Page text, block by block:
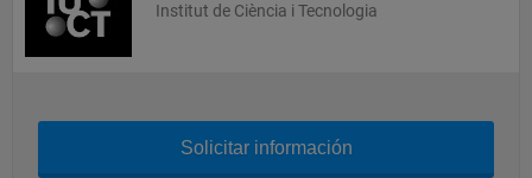
Institut de Ciència i Tecnologia
Solicitar información